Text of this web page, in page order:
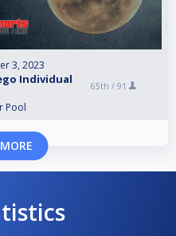
3, 2023
Individual
Pool
65th / 91